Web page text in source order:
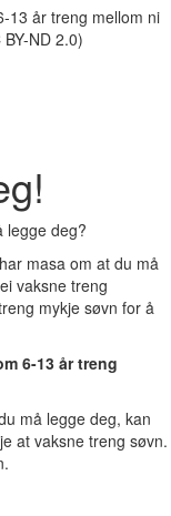
13 år treng mellom ni
ND 2.0)
legge deg?
masa om at du må
vaksne treng
mykje søvn for å
6-13 år treng
må legge deg, kan
at vaksne treng søvn.